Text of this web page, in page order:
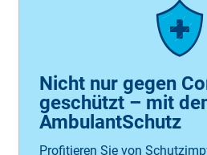
Nicht nur gegen
geschützt – mit
AmbulantSchutz
Profitieren Sie von